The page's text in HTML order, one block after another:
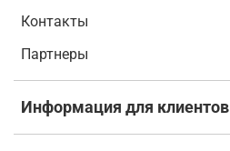
Контакты
Партнеры
Информация для клиентов